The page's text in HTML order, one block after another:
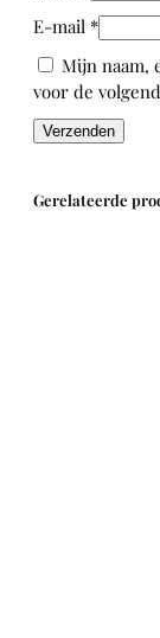
E-mail *
Mijn naam,
voor de
Gerelateerde